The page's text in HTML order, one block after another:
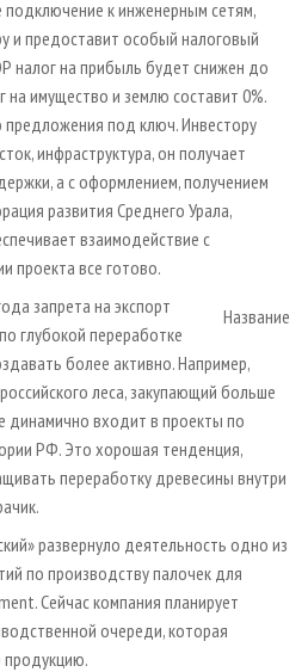
к инженерным сетям,
и предоставит особый налоговый
налог на прибыль будет снижен до
на имущество и землю составит 0%.
предложения под ключ. Инвестору
инфраструктура, он получает
а с оформлением, получением
развития Среднего Урала,
взаимодействие с
проекта все готово.
Название
запрета на экспорт
глубокой переработке
более активно. Например,
леса, закупающий больше
динамично входит в проекты по
РФ. Это хорошая тенденция,
переработку древесины внутри
развернуло деятельность одно из
по производству палочек для
Сейчас компания планирует
очереди, которая
продукцию.